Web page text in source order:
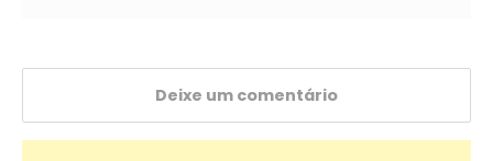
Deixe um comentário